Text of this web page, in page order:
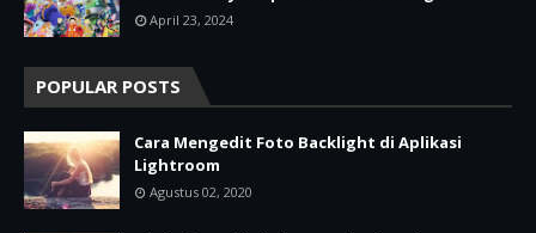
April 23, 2024
POPULAR POSTS
Cara Mengedit Foto Backlight di Aplikasi
Lightroom
Agustus 02, 2020